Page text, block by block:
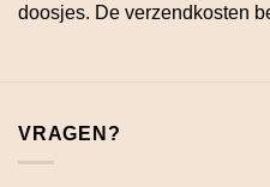
doosjes. De verzendkosten
VRAGEN?